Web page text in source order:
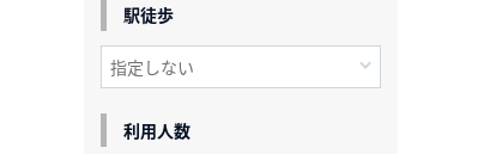
駅徒歩
利用人数